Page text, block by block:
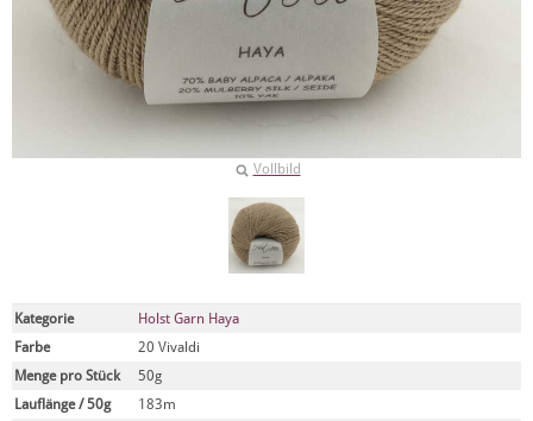
Vollbild
Kategorie
Holst Garn Haya
Farbe
20 Vivaldi
Menge pro Stück
50g
Lauflänge / 50g
183m